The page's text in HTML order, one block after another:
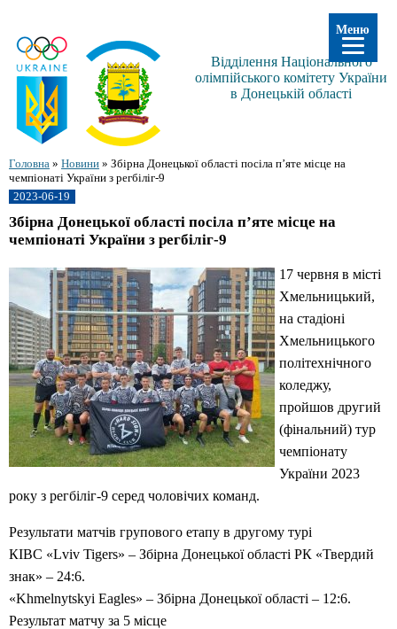
Відділення Національного
олімпійського комітету України
в Донецькій області
Головна » Новини » Збірна Донецької області посіла п’яте місце на
чемпіонаті України з регбіліг-9
2023-06-19
Збірна Донецької області посіла п’яте місце на
чемпіонаті України з регбіліг-9
17 червня в місті
Хмельницький,
на стадіоні
Хмельницького
політехнічного
коледжу,
пройшов другий
(фінальний) тур
чемпіонату
України 2023
року з регбіліг-9 серед чоловічих команд.
Результати матчів групового етапу в другому турі
КІВС «Lviv Tigers» – Збірна Донецької області РК «Твердий
знак» – 24:6.
«Khmelnytskyi Eagles» – Збірна Донецької області – 12:6.
Результат матчу за 5 місце
Меню